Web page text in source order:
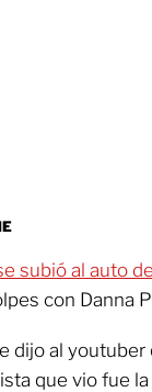
subió al auto
con Danna
dijo al
que vio fue la